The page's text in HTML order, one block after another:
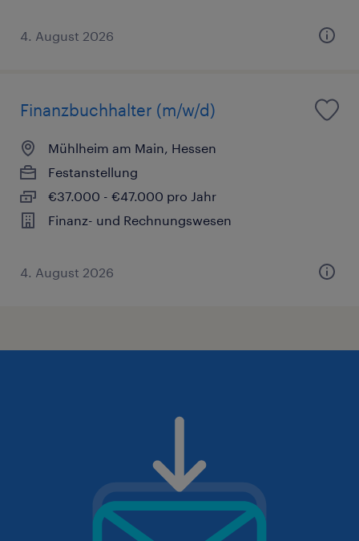
4. August 2026
Finanzbuchhalter (m/w/d)
Mühlheim am Main, Hessen
Festanstellung
€37.000 - €47.000 pro Jahr
Finanz- und Rechnungswesen
4. August 2026